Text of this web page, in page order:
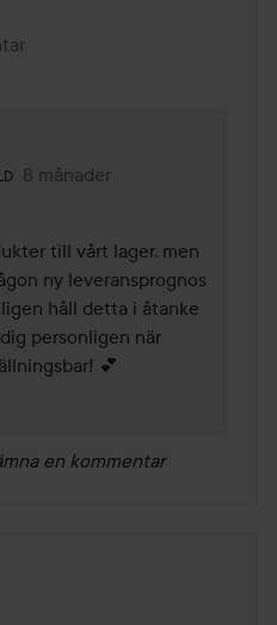
Tidigare anställd.
8 månader
Kommentaren lades 8
till vårt lager, men
ny leveransprognos
håll detta i åtanke
personligen när
en kommentar
1 år